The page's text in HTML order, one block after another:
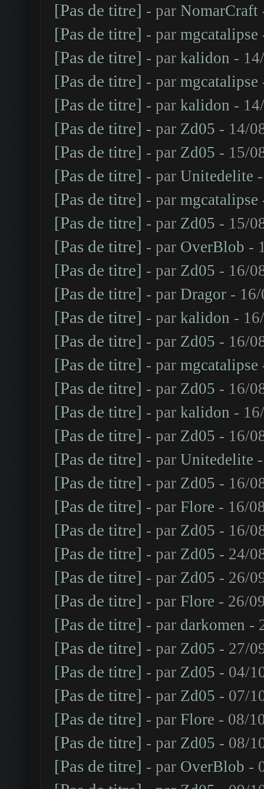
[Pas de titre] - par NomarCraft
[Pas de titre] - par mgcatalipse
[Pas de titre] - par kalidon -
[Pas de titre] - par mgcatalipse
[Pas de titre] - par kalidon -
[Pas de titre] - par Zd05 - 14/
[Pas de titre] - par Zd05 - 15/
[Pas de titre] - par Unitedelite
[Pas de titre] - par mgcatalipse
[Pas de titre] - par Zd05 - 15/
[Pas de titre] - par OverBlob -
[Pas de titre] - par Zd05 - 16/
[Pas de titre] - par Dragor -
[Pas de titre] - par kalidon -
[Pas de titre] - par Zd05 - 16/
[Pas de titre] - par mgcatalipse
[Pas de titre] - par Zd05 - 16/
[Pas de titre] - par kalidon -
[Pas de titre] - par Zd05 - 16/
[Pas de titre] - par Unitedelite
[Pas de titre] - par Zd05 - 16/
[Pas de titre] - par Flore - 16/
[Pas de titre] - par Zd05 - 16/
[Pas de titre] - par Zd05 - 24/
[Pas de titre] - par Zd05 - 26/
[Pas de titre] - par Flore - 26/
[Pas de titre] - par darkomen -
[Pas de titre] - par Zd05 - 27/
[Pas de titre] - par Zd05 - 04/
[Pas de titre] - par Zd05 - 07/
[Pas de titre] - par Flore - 08/
[Pas de titre] - par Zd05 - 08/
[Pas de titre] - par OverBlob -